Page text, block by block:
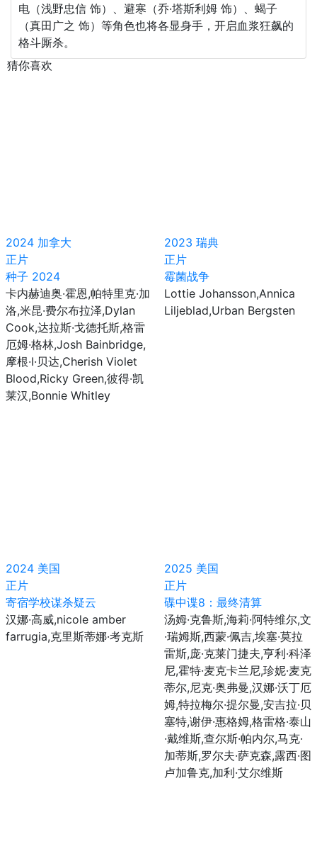
电（浅野忠信 饰）、避寒（乔·塔斯利姆 饰）、蝎子
（真田广之 饰）等角色也将各显身手，开启血浆狂飙的
格斗厮杀。
猜你喜欢
2024 加拿大
正片
种子 2024
卡内赫迪奥·霍恩,帕特里克·加
洛,米昆·费尔布拉泽,Dylan
Cook,达拉斯·戈德托斯,格雷
厄姆·格林,Josh Bainbridge,
摩根·I·贝达,Cherish Violet
Blood,Ricky Green,彼得·凯
莱汉,Bonnie Whitley
2023 瑞典
正片
霉菌战争
Lottie Johansson,Annica
Liljeblad,Urban Bergsten
2024 美国
正片
寄宿学校谋杀疑云
汉娜·高威,nicole amber
farrugia,克里斯蒂娜·考克斯
2025 美国
正片
碟中谍8：最终清算
汤姆·克鲁斯,海莉·阿特维尔,文
·瑞姆斯,西蒙·佩吉,埃塞·莫拉
雷斯,庞·克莱门捷夫,亨利·科泽
尼,霍特·麦克卡兰尼,珍妮·麦克
蒂尔,尼克·奥弗曼,汉娜·沃丁厄
姆,特拉梅尔·提尔曼,安吉拉·贝
塞特,谢伊·惠格姆,格雷格·泰山
·戴维斯,查尔斯·帕内尔,马克·
加蒂斯,罗尔夫·萨克森,露西·图
卢加鲁克,加利·艾尔维斯